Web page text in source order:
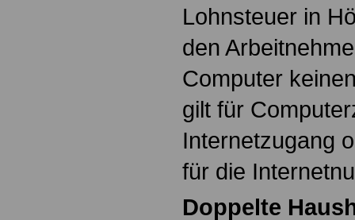
Lohnsteuer in
den
Computer
gilt für
Internetzugang
für die
Doppelte